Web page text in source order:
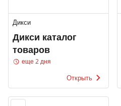
Дикси
Дикси каталог
товаров
еще 2 дня
Открыть